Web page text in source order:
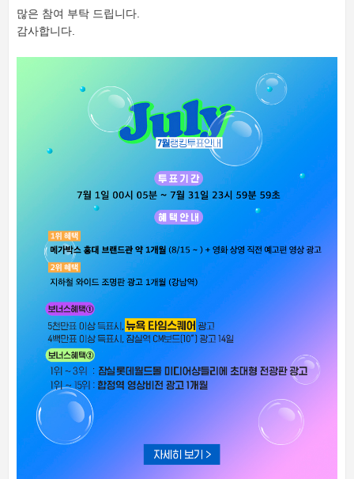
많은 참여 부탁 드립니다.
감사합니다.